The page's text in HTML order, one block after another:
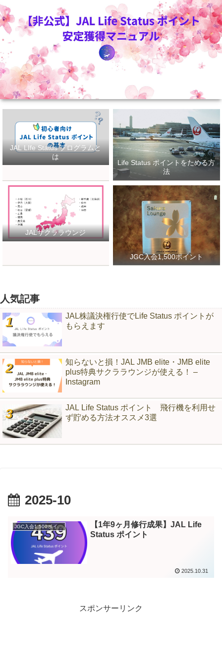
JAL LIfe Status プログラムと
は
Life Status ポイントをためる方
法
JALサクララウンジ
JGC入会1,500ポイント
人気記事
JAL株議決権行使でLife Status ポイントが
もらえます
知らないと損！JAL JMB elite・JMB elite
plus特典サクララウンジが使える！ –
Instagram
JAL Life Status ポイント 飛行機を利用せ
ず貯める方法オススメ3選
2025-10
JGC入会1,500ポイント
【1年9ヶ月修行成果】JAL Life
Status ポイント
2025.10.31
スポンサーリンク